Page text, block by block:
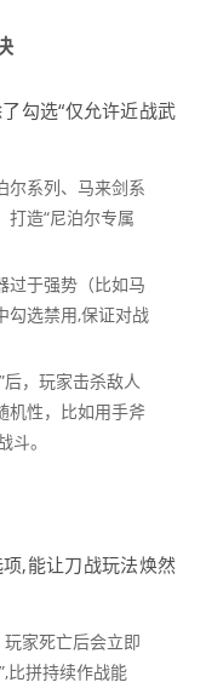
勾选“仅允许近战武
尔系列、马来剑系
打造“尼泊尔专属
过于强势（比如马
勾选禁用,保证对战
后，玩家击杀敌人
机性，比如用手斧
。
,能让刀战玩法焕然
玩家死亡后会立即
比拼持续作战能